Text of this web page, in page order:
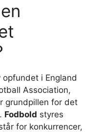
i England
Association,
grundpillen for det
Fodbold styres
for konkurrencer,